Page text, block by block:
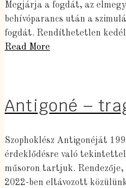
Megjárja a fogdát, az
behívóparancs után a
fogdát. Rendíthetetlen
Read More
Antigoné –
Szophoklész Antigonéját
érdeklődésre való
műsoron tartjuk.
2022-ben eltávozott